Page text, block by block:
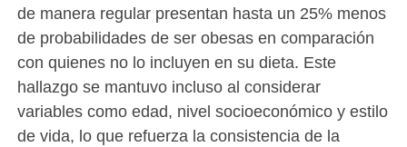
de manera regular presentan hasta un 25% menos
de probabilidades de ser obesas en comparación
con quienes no lo incluyen en su dieta. Este
hallazgo se mantuvo incluso al considerar
variables como edad, nivel socioeconómico y estilo
de vida, lo que refuerza la consistencia de la